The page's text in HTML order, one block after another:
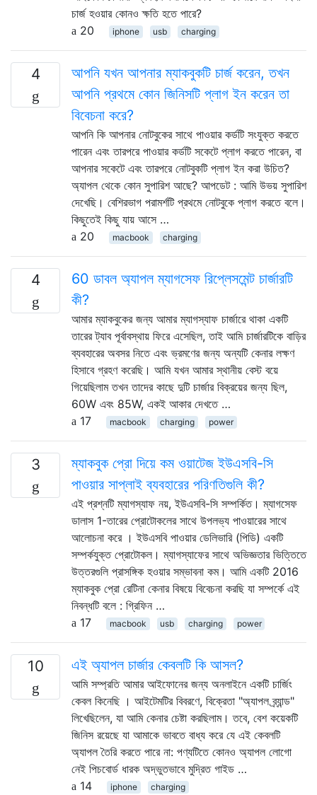
চার্জ হওয়ার কোনও ক্ষতি হতে পারে?
20
iphone usb charging
4
আপনি যখন আপনার ম্যাকবুকটি চার্জ করেন, তখন
আপনি প্রথমে কোন জিনিসটি প্লাগ ইন করেন তা
বিবেচনা করে?
আপনি কি আপনার নোটবুকের সাথে পাওয়ার কর্ডটি সংযুক্ত করতে
পারেন এবং তারপরে পাওয়ার কর্ডটি সকেটে প্লাগ করতে পারেন, বা
আপনার সকেটে এবং তারপরে নোটবুকটি প্লাগ ইন করা উচিত?
অ্যাপল থেকে কোন সুপারিশ আছে? আপডেট : আমি উভয় সুপারিশ
দেখেছি। বেশিরভাগ পরামর্শটি প্রথমে নোটবুকে প্লাগ করতে বলে।
কিছুতেই কিছু যায় আসে …
20
macbook charging
4
60 ডাবল অ্যাপল ম্যাগসেফ রিপ্লেসমেন্ট চার্জারটি
কী?
আমার ম্যাকবুকের জন্য আমার ম্যাগস্যাফ চার্জারে থাকা একটি
তারের ট্যাব পূর্বাবস্থায় ফিরে এসেছিল, তাই আমি চার্জারটিকে বাড়ির
ব্যবহারের অবসর নিতে এবং ভ্রমণের জন্য অন্যটি কেনার লক্ষণ
হিসাবে গ্রহণ করেছি। আমি যখন আমার স্থানীয় বেস্ট বয়ে
গিয়েছিলাম তখন তাদের কাছে দুটি চার্জার বিক্রয়ের জন্য ছিল,
60W এবং 85W, একই আকার দেখতে …
17
macbook charging power
3
ম্যাকবুক প্রো দিয়ে কম ওয়াটেজ ইউএসবি-সি
পাওয়ার সাপ্লাই ব্যবহারের পরিণতিগুলি কী?
এই প্রশ্নটি ম্যাগস্যাফ নয়, ইউএসবি-সি সম্পর্কিত। ম্যাগসেফ
ডালাস 1-তারের প্রোটোকলের সাথে উপলভ্য পাওয়ারের সাথে
আলোচনা করে । ইউএসবি পাওয়ার ডেলিভারি (পিডি) একটি
সম্পর্কযুক্ত প্রোটোকল। ম্যাগস্যাফের সাথে অভিজ্ঞতার ভিত্তিতে
উত্তরগুলি প্রাসঙ্গিক হওয়ার সম্ভাবনা কম। আমি একটি 2016
ম্যাকবুক প্রো রেটিনা কেনার বিষয়ে বিবেচনা করছি যা সম্পর্কে এই
নিবন্ধটি বলে : গ্রিফিন …
17
macbook usb charging power
10 এই অ্যাপল চার্জার কেবলটি কি আসল?
আমি সম্প্রতি আমার আইফোনের জন্য অনলাইনে একটি চার্জিং
কেবল কিনেছি । আইটেমটির বিবরণে, বিক্রেতা "অ্যাপল ব্র্যান্ড"
লিখেছিলেন, যা আমি কেনার চেষ্টা করছিলাম। তবে, বেশ কয়েকটি
জিনিস রয়েছে যা আমাকে ভাবতে বাধ্য করে যে এই কেবলটি
অ্যাপল তৈরি করতে পারে না: পণ্যটিতে কোনও অ্যাপল লোগো
নেই পিচবোর্ড ধারক অদ্ভুতভাবে মুদ্রিত গাইড …
14
iphone charging